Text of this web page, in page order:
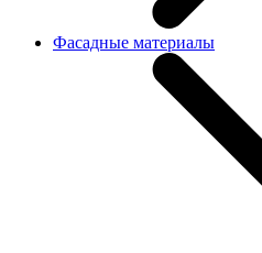
Фасадные материалы